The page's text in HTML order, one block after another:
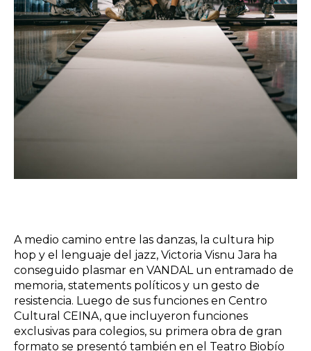
A medio camino entre las danzas, la cultura hip
hop y el lenguaje del jazz, Victoria Visnu Jara ha
conseguido plasmar en VANDAL un entramado de
memoria, statements políticos y un gesto de
resistencia. Luego de sus funciones en Centro
Cultural CEINA, que incluyeron funciones
exclusivas para colegios, su primera obra de gran
formato se presentó también en el Teatro Biobío